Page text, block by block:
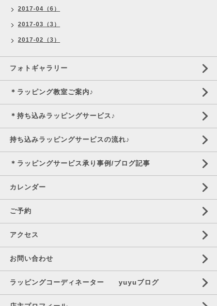
2017-04（6）
2017-03（3）
2017-02（3）
フォトギャラリー
＊ラッピング教室ご案内♪
＊持ち込みラッピングサービス♪
持ち込みラッピングサービスの流れ♪
＊ラッピングサービス承り事例/ブログ記事
カレンダー
ご予約
アクセス
お問い合わせ
ラッピングコーディネーター yuyuブログ